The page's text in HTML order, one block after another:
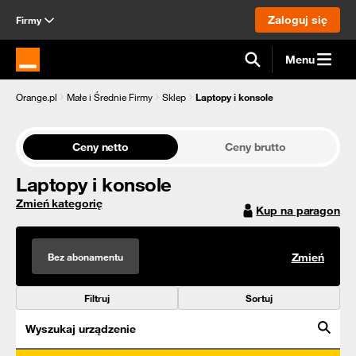
Firmy Zaloguj się
Strona główna Orange.pl Menu
Orange.pl Małe i Średnie Firmy Sklep Laptopy i konsole
Ceny netto Ceny brutto
Laptopy i konsole
Zmień kategorię Kup na paragon
Bez abonamentu Zmień
Filtruj Sortuj
Wyszukaj urządzenie